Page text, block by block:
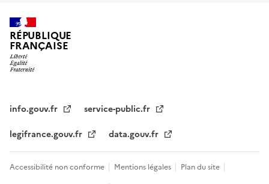
RÉPUBLIQUE
FRANÇAISE
info.gouv.fr
service-public.fr
legifrance.gouv.fr
data.gouv.fr
Accessibilité non conforme Mentions légales
Plan du site